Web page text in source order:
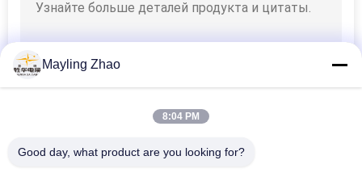
Mayling Zhao
8:04 PM
Good day, what product are you looking for?